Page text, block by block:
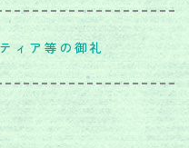
ィア等の御礼